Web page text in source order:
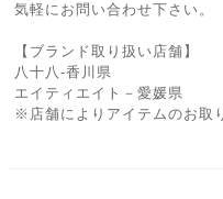
気軽にお問い合わせ下さい。
【ブランド取り扱い店舗】
八十八-香川県
エイティエイト－愛媛県
※店舗によりアイテムのお取